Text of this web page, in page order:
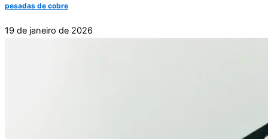
pesadas de cobre
19 de janeiro de 2026